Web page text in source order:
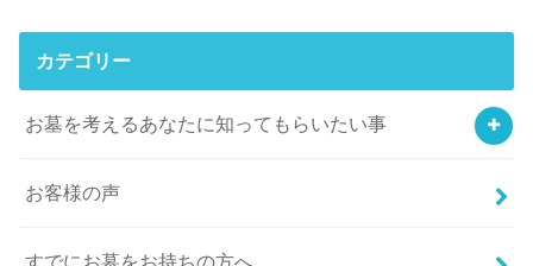
カテゴリー
お墓を考えるあなたに知ってもらいたい事
お客様の声
すでにお墓をお持ちの方へ